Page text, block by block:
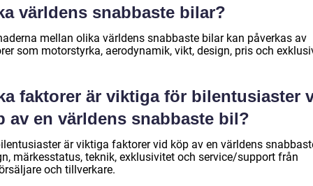
världens snabbaste bilar?
mellan olika världens snabbaste bilar kan påverkas av
som motorstyrka, aerodynamik, vikt, design, pris och
faktorer är viktiga för bilentusiaster
av en världens snabbaste bil?
är viktiga faktorer vid köp av en världens
märkesstatus, teknik, exklusivitet och service/support från
och tillverkare.